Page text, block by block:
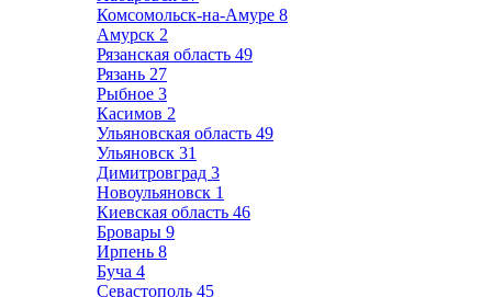
Комсомольск-на-Амуре 8
Амурск 2
Рязанская область 49
Рязань 27
Рыбное 3
Касимов 2
Ульяновская область 49
Ульяновск 31
Димитровград 3
Новоульяновск 1
Киевская область 46
Бровары 9
Ирпень 8
Буча 4
Севастополь 45